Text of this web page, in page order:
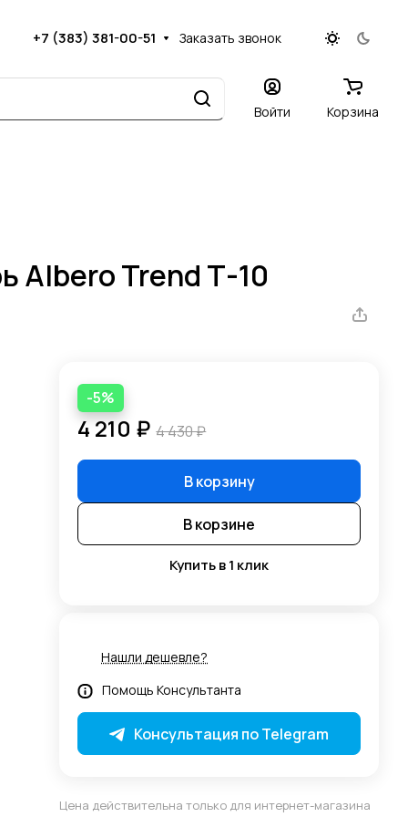
+7 (383) 381-00-51 Заказать звонок
Войти Корзина
Albero Trend Т-10
-5%
4 210 ₽ 4 430 ₽
В корзину
В корзине
Купить в 1 клик
Нашли дешевле?
Помощь Консультанта
Консультация по Telegram
Цена действительна только для интернет-магазина